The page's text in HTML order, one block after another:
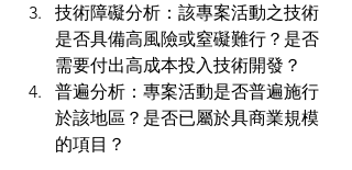
技術障礙分析：該專案活動之技術
是否具備高風險或窒礙難行？是否
需要付出高成本投入技術開發？
普遍分析：專案活動是否普遍施行
於該地區？是否已屬於具商業規模
的項目？